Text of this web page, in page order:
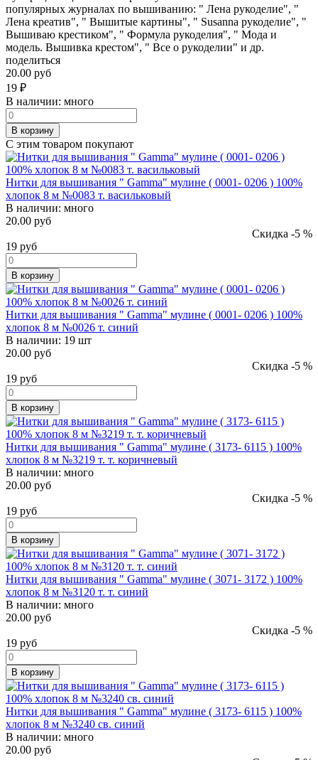
популярных журналах по вышиванию: " Лена рукоделие", "
Лена креатив", " Вышитые картины", " Susanna рукоделие", "
Вышиваю крестиком", " Формула рукоделия", " Мода и
модель. Вышивка крестом", " Все о рукоделии" и др.
поделиться
20.00 руб
19 ₽
В наличии: много
В корзину
С этим товаром покупают
Нитки для вышивания " Gamma" мулине ( 0001- 0206 ) 100%
хлопок 8 м №0083 т. васильковый
В наличии: много
20.00 руб
Скидка -5 %
19 руб
В корзину
Нитки для вышивания " Gamma" мулине ( 0001- 0206 ) 100%
хлопок 8 м №0026 т. синий
В наличии: 19 шт
20.00 руб
Скидка -5 %
19 руб
В корзину
Нитки для вышивания " Gamma" мулине ( 3173- 6115 ) 100%
хлопок 8 м №3219 т. т. коричневый
В наличии: много
20.00 руб
Скидка -5 %
19 руб
В корзину
Нитки для вышивания " Gamma" мулине ( 3071- 3172 ) 100%
хлопок 8 м №3120 т. т. синий
В наличии: много
20.00 руб
Скидка -5 %
19 руб
В корзину
Нитки для вышивания " Gamma" мулине ( 3173- 6115 ) 100%
хлопок 8 м №3240 св. синий
В наличии: много
20.00 руб